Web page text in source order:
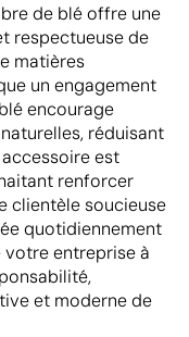
de blé offre une
respectueuse de
matières
un engagement
encourage
réduisant
est
renforcer
clientèle soucieuse
quotidiennement
votre entreprise à
et moderne de